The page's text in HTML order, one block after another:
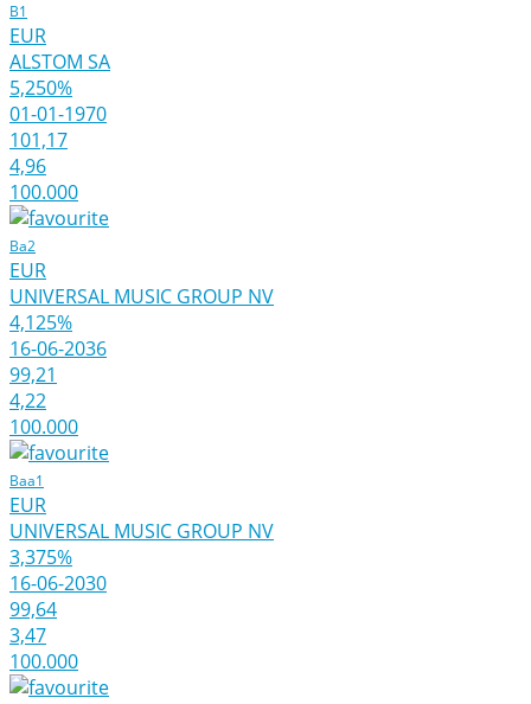
B1
EUR
ALSTOM SA
5,250%
01-01-1970
101,17
4,96
100.000
Ba2
EUR
UNIVERSAL MUSIC GROUP NV
4,125%
16-06-2036
99,21
4,22
100.000
Baa1
EUR
UNIVERSAL MUSIC GROUP NV
3,375%
16-06-2030
99,64
3,47
100.000